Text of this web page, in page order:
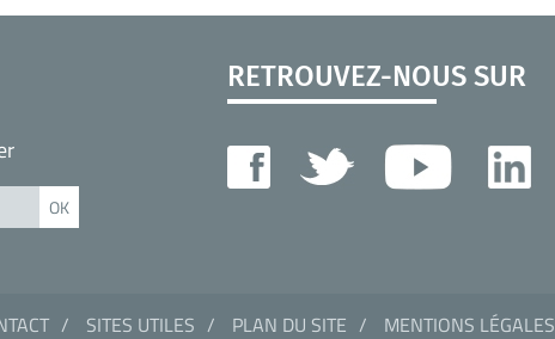
RETROUVEZ-NOUS SUR
SITES UTILES PLAN DU SITE MENTIONS LÉGALES